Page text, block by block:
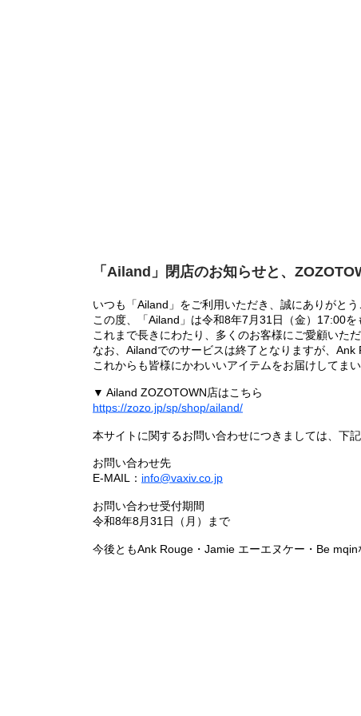
「Ailand」閉店のお知らせと、
いつも「Ailand」をご利用いただき、誠にありがとう
この度、「Ailand」は令和8年7月31日（金）17:00
これまで長きにわたり、多くのお客様にご愛顧いた
なお、Ailandでのサービスは終了となりますが、
これからも皆様にかわいいアイテムをお届けしてま
▼ Ailand ZOZOTOWN店はこちら
https://zozo.jp/sp/shop/ailand/
本サイトに関するお問い合わせにつきましては、下
お問い合わせ先
E-MAIL： info@vaxiv.co.jp
お問い合わせ受付期間
令和8年8月31日（月）まで
今後ともAnk Rouge・Jamie エーエヌケー・Be